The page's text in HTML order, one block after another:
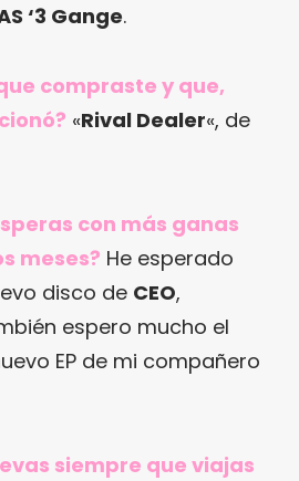
‘3 Gange.
compraste y que,
«Rival Dealer«, de
con más ganas
meses? He esperado
disco de CEO,
espero mucho el
EP de mi compañero
siempre que viajas